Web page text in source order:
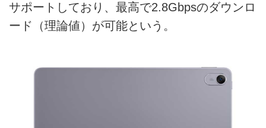
サポートしており、最高で2.8Gbpsのダウンロ
ード（理論値）が可能という。